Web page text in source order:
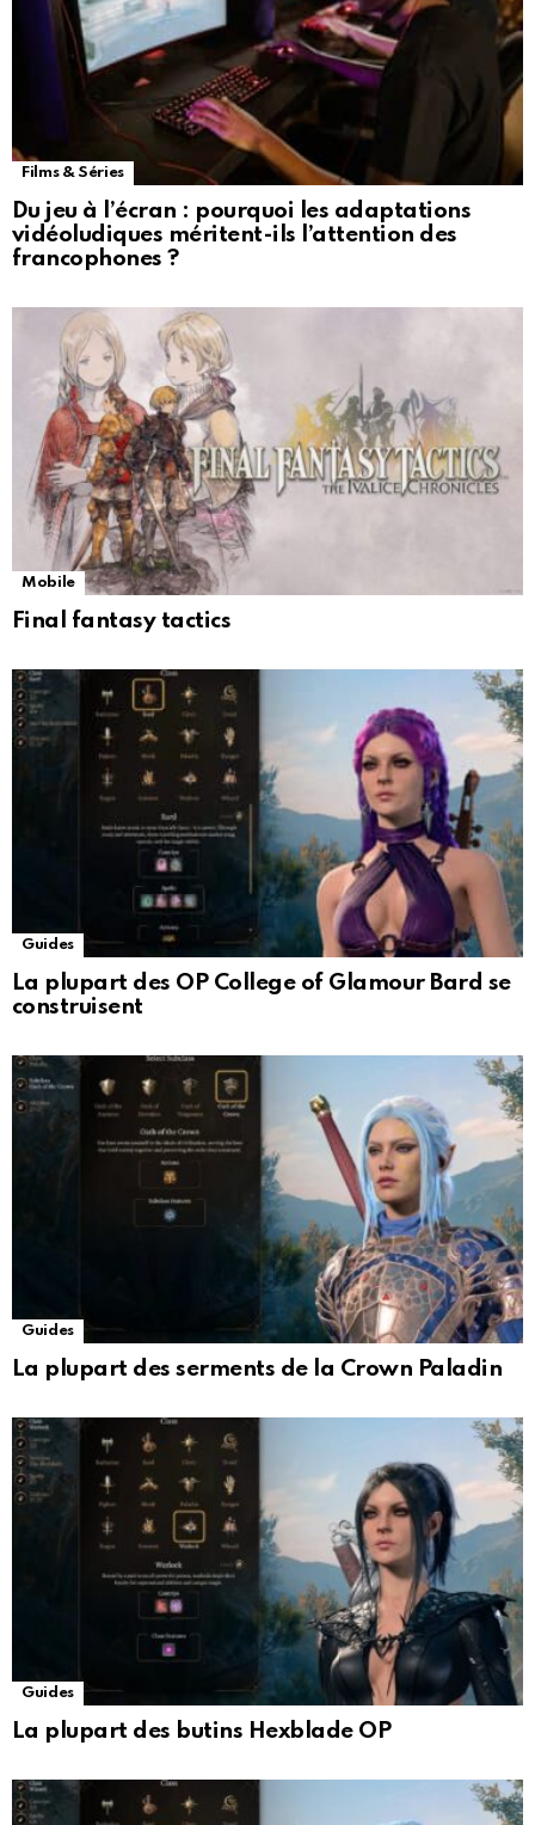
Films & Séries
Du jeu à l’écran : pourquoi les adaptations
vidéoludiques méritent-ils l’attention des
francophones ?
Mobile
Final fantasy tactics
Guides
La plupart des OP College of Glamour Bard se
construisent
Guides
La plupart des serments de la Crown Paladin
Guides
La plupart des butins Hexblade OP